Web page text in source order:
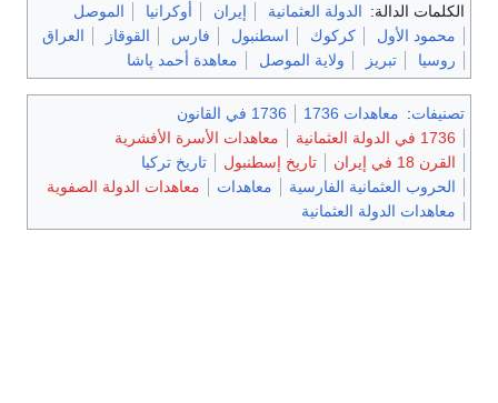
الكلمات الدالة: الدولة العثمانية إيران أوكرانيا
الموصل
محمود الأول
كركوك اسطنبول فارس القوقاز
العراق
روسيا
تبريز ولاية الموصل معاهدة أحمد پاشا
تصنيفات: معاهدات 1736
1736 في القانون
1736 في الدولة العثمانية
معاهدات الأسرة الأفشرية
القرن 18 في إيران
تاريخ إسطنبول
تاريخ تركيا
الحروب العثمانية الفارسية
معاهدات
معاهدات الدولة الصفوية
معاهدات الدولة العثمانية